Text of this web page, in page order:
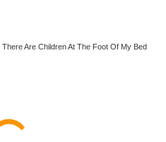
Are Children At The Foot Of My Bed